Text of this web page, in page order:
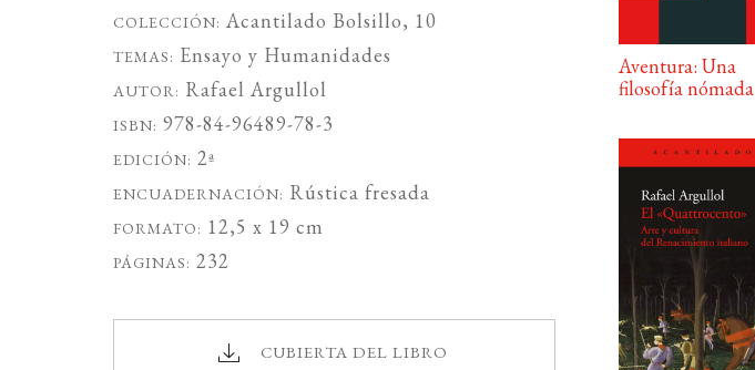
COLECCIÓN: Acantilado Bolsillo, 10
TEMAS: Ensayo y Humanidades
AUTOR: Rafael Argullol
ISBN: 978-84-96489-78-3
EDICIÓN: 2ª
ENCUADERNACIÓN: Rústica fresada
FORMATO: 12,5 x 19 cm
PÁGINAS: 232
CUBIERTA DEL LIBRO
Aventura: Una
filosofía nómada